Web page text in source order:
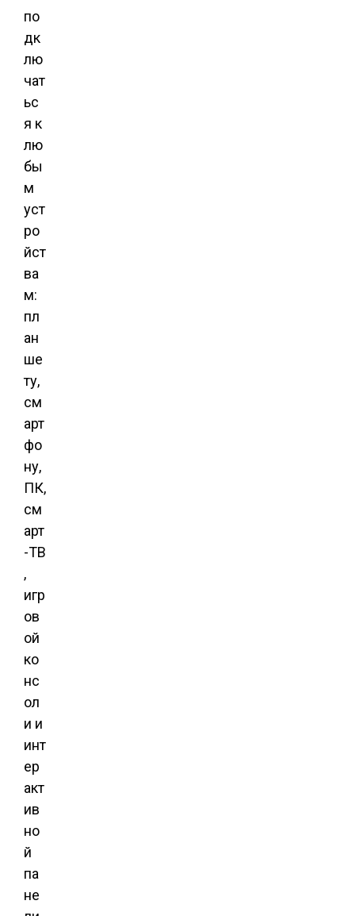
по
дк
лю
чат
ьс
я к
лю
бы
м
уст
ро
йст
ва
м:
пл
ан
ше
ту,
см
арт
фо
ну,
ПК,
см
арт
-ТВ
,
игр
ов
ой
ко
нс
ол
и и
инт
ер
акт
ив
но
й
па
не